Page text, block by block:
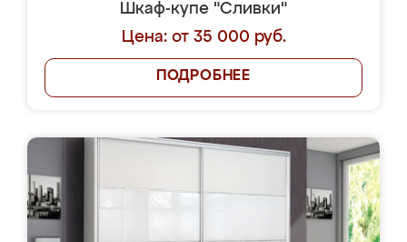
Шкаф-купе "Сливки"
Цена: от 35 000 руб.
ПОДРОБНЕЕ